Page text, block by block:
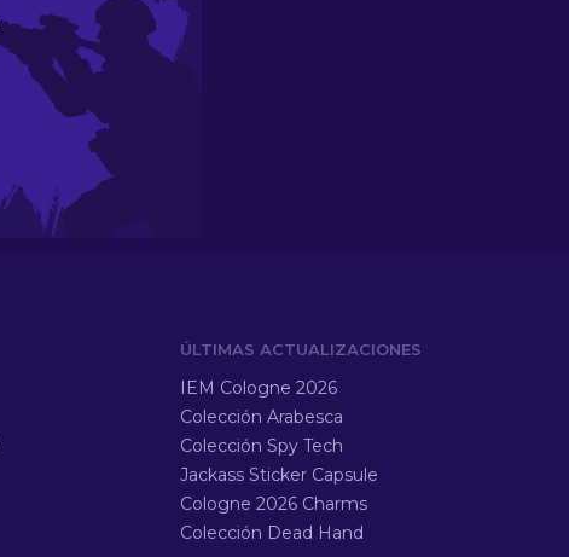
ÚLTIMAS ACTUALIZACIONES
IEM Cologne 2026
Colección Arabesca
Colección Spy Tech
Jackass Sticker Capsule
Cologne 2026 Charms
Colección Dead Hand